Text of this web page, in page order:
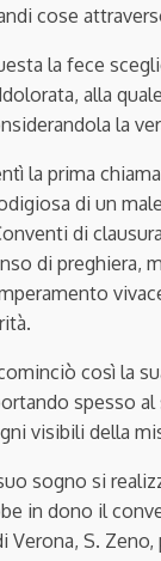
cose
la fece
alla
la
la prima
di un
di
di preghiera,
così la
spesso
visibili della
sogno si
in dono il
S. Zeno,